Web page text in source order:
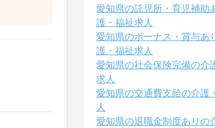
愛知県の託児所・育児補助
護・福祉求人
愛知県のボーナス・賞与あ
護・福祉求人
愛知県の社会保険完備の介
求人
愛知県の交通費支給の介護
人
愛知県の退職金制度ありの